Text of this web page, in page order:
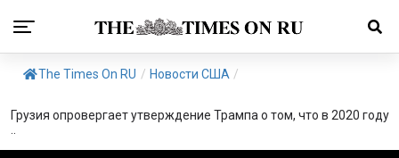
The Times On RU / Новости США /
Грузия опровергает утверждение Трампа о том, что в 2020 году